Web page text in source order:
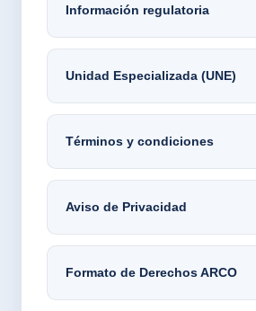
Información regulatoria
Unidad Especializada (UNE)
Términos y condiciones
Aviso de Privacidad
Formato de Derechos ARCO